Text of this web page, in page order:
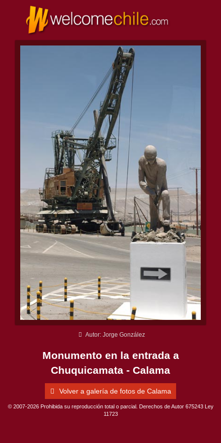
Autor: Jorge González
Monumento en la entrada a
Chuquicamata - Calama
Volver a galería de fotos de Calama
© 2007-2026 Prohibida su reproducción total o parcial. Derechos de Autor 675243 Ley
11723